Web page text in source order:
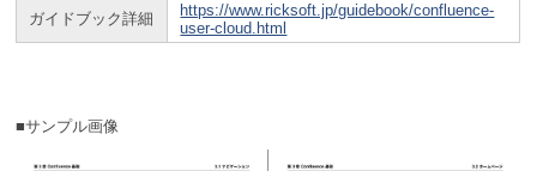
ガイドブック詳細
https://www.ricksoft.jp/guidebook/confluence-
user-cloud.html
■サンプル画像